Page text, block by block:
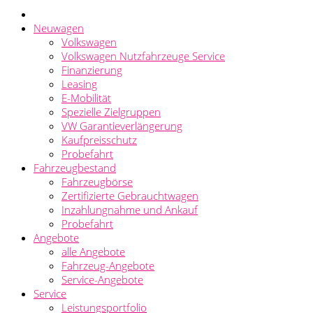
Neuwagen
Volkswagen
Volkswagen Nutzfahrzeuge Service
Finanzierung
Leasing
E-Mobilität
Spezielle Zielgruppen
VW Garantieverlängerung
Kaufpreisschutz
Probefahrt
Fahrzeugbestand
Fahrzeugbörse
Zertifizierte Gebrauchtwagen
Inzahlungnahme und Ankauf
Probefahrt
Angebote
alle Angebote
Fahrzeug-Angebote
Service-Angebote
Service
Leistungsportfolio